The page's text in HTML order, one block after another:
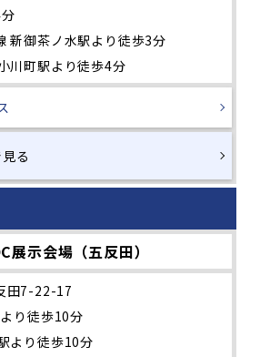
新御茶ノ水駅より徒歩3分
川町駅より徒歩4分
る
展示会場（五反田）
田7-22-17
り徒歩10分
より徒歩10分